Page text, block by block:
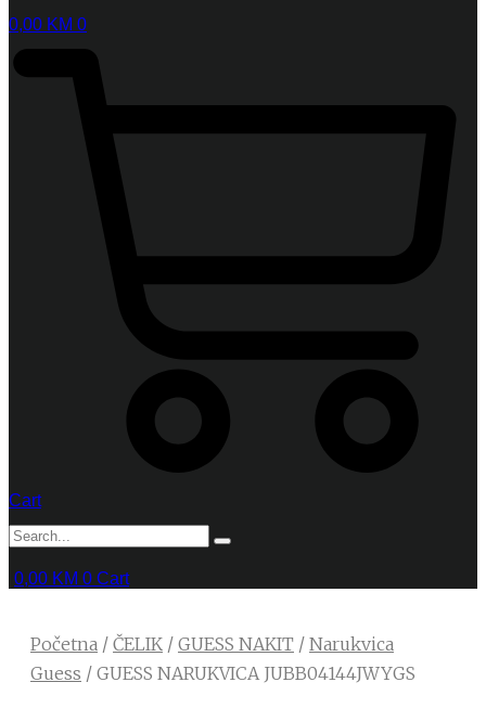
0,00 KM 0
Cart
0,00 KM 0 Cart
Početna / ČELIK / GUESS NAKIT / Narukvica
Guess / GUESS NARUKVICA JUBB04144JWYGS